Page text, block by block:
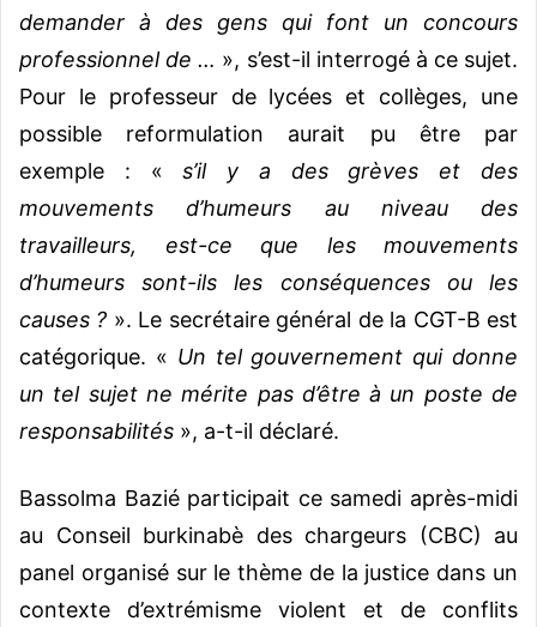
demander à des gens qui font un concours
professionnel de … », s’est-il interrogé à ce sujet.
Pour le professeur de lycées et collèges, une
possible reformulation aurait pu être par
exemple : «s’il y a des grèves et des
mouvements d’humeurs au niveau des
travailleurs, est-ce que les mouvements
d’humeurs sont-ils les conséquences ou les
causes ? ». Le secrétaire général de la CGT-B est
catégorique. « Un tel gouvernement qui donne
un tel sujet ne mérite pas d’être à un poste de
responsabilités », a-t-il déclaré.
Bassolma Bazié participait ce samedi après-midi
au Conseil burkinabè des chargeurs (CBC) au
panel organisé sur le thème de la justice dans un
contexte d’extrémisme violent et de conflits